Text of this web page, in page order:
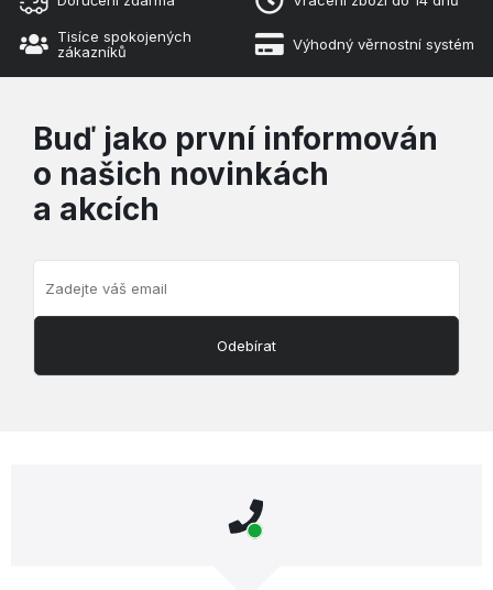
Tisíce spokojených
zákazníků
Výhodný věrnostní systém
Buď jako první informován
o našich novinkách
a akcích
Odebírat